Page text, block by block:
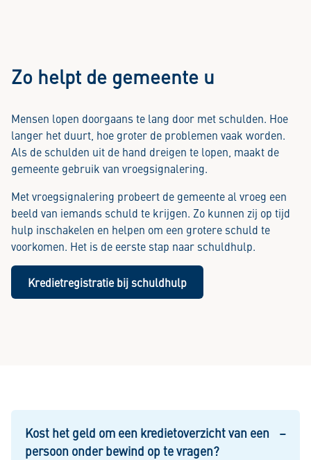
Zo helpt de gemeente u
Mensen lopen doorgaans te lang door met schulden. Hoe
langer het duurt, hoe groter de problemen vaak worden.
Als de schulden uit de hand dreigen te lopen, maakt de
gemeente gebruik van vroegsignalering.
Met vroegsignalering probeert de gemeente al vroeg een
beeld van iemands schuld te krijgen. Zo kunnen zij op tijd
hulp inschakelen en helpen om een grotere schuld te
voorkomen. Het is de eerste stap naar schuldhulp.
Kredietregistratie bij schuldhulp
Kost het geld om een kredietoverzicht van een
persoon onder bewind op te vragen?